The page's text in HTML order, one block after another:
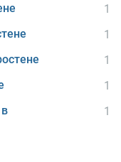
1
1
1
1
1